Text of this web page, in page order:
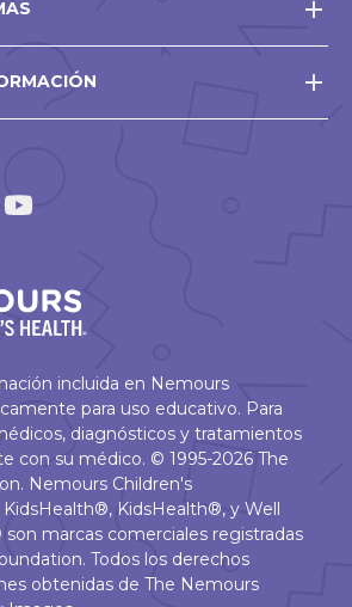
incluida en Nemours
para uso educativo. Para
diagnósticos y tratamientos
con su médico. © 1995-2026 The
Nemours Children's
KidsHealth®, y Well
marcas comerciales registradas
Todos los derechos
obtenidas de The Nemours